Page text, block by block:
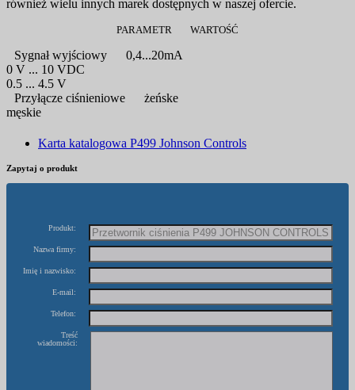
również wielu innych marek dostępnych w naszej ofercie.
PARAMETR WARTOŚĆ
Sygnał wyjściowy
0,4...20mA
0 V ... 10 VDC
0.5 ... 4.5 V
Przyłącze ciśnieniowe
żeńske
męskie
Karta katalogowa P499 Johnson Controls
Zapytaj o produkt
Produkt:
Nazwa firmy:
Imię i nazwisko:
E-mail:
Telefon:
Treść
wiadomości: